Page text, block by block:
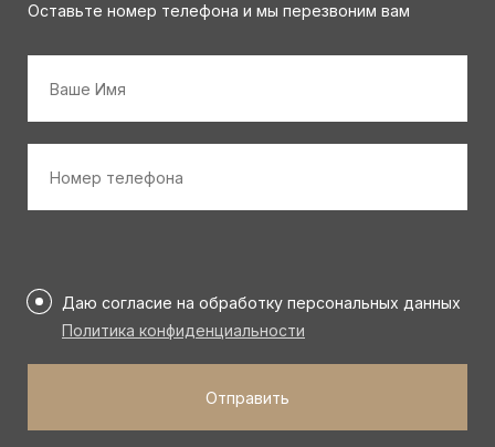
Оставьте номер телефона и мы перезвоним вам
телефона
*
Даю согласие на обработку персональных данных
Политика конфиденциальности